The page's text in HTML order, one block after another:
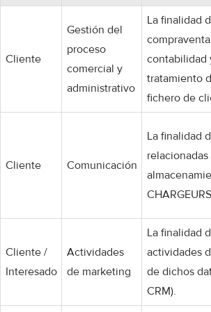
Cliente
Gestión del
proceso
comercial y
administrativo
La finalidad
contabilidad
tratamiento
fichero de
Cliente Comunicación
La finalidad
Cliente /
Interesado
Actividades
de marketing
La finalidad
actividades
de dichos
CRM).